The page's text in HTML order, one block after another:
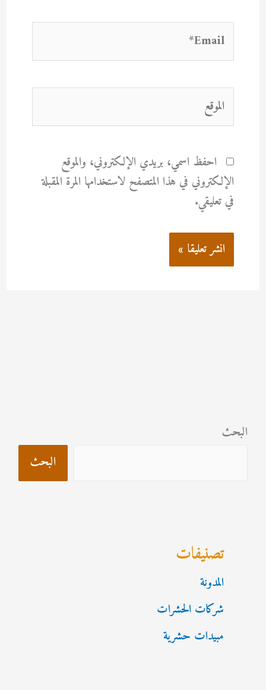
Email*
الموقع
احفظ اسمي، بريدي الإلكتروني، والموقع
الإلكتروني في هذا المتصفح لاستخدامها المرة المقبلة
في تعليقي.
البحث
البحث
تصنيفات
المدونة
شركات الحشرات
مبيدات حشرية